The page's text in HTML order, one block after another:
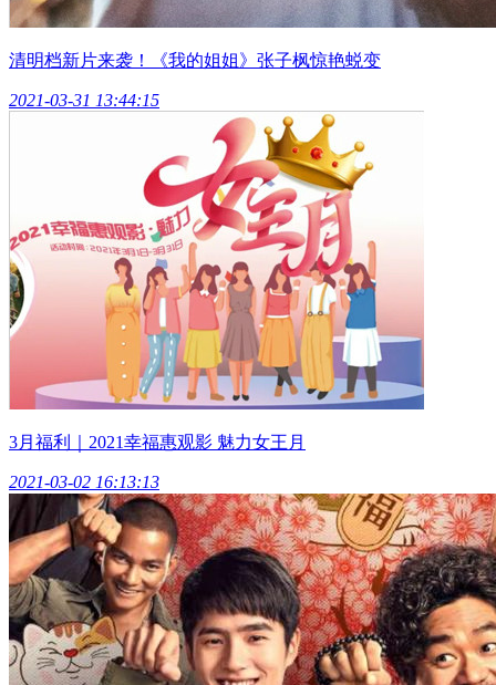
清明档新片来袭！《我的姐姐》张子枫惊艳蜕变
2021-03-31 13:44:15
3月福利｜2021幸福惠观影 魅力女王月
2021-03-02 16:13:13